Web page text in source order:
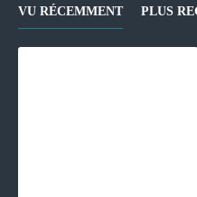
VU RÉCEMMENT PLUS